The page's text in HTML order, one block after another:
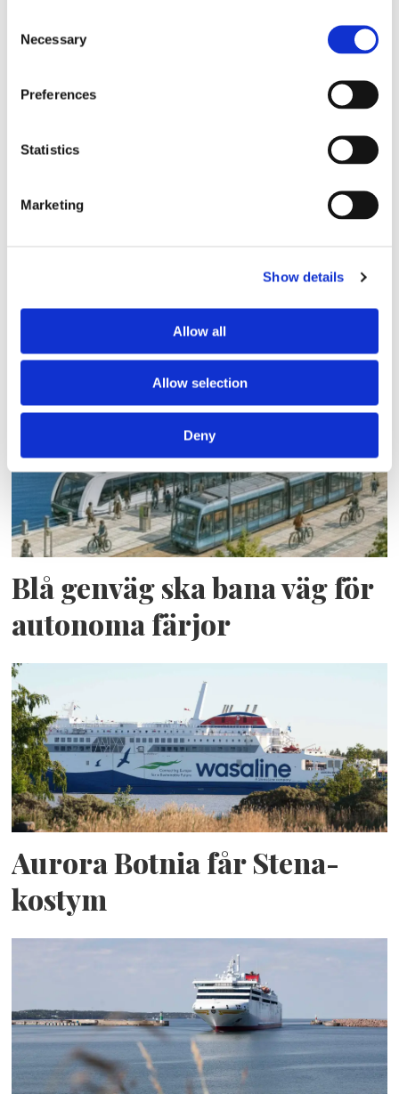
Selection
Necessary
Preferences
Statistics
Marketing
Show details
Allow all
Allow selection
Deny
nybygge
Lars ”Lasse” Fransén
Blå genväg ska bana väg för
autonoma färjor
Aurora Botnia får Stena-
kostym